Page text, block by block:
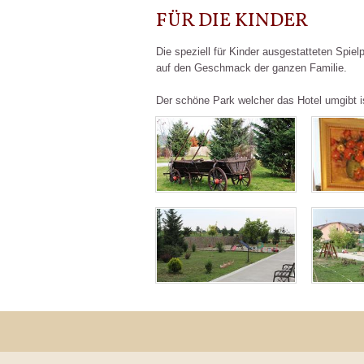
FÜR DIE KINDER
Die speziell für Kinder ausgestatteten
auf den Geschmack der ganzen Familie.
Der schöne Park welcher das Hotel